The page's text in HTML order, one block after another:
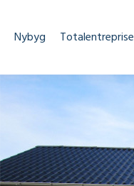
Nybyg Totalentreprise